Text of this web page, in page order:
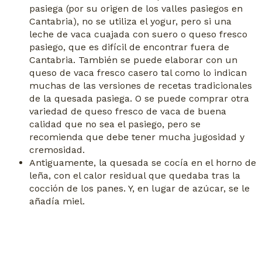
pasiega (por su origen de los valles pasiegos en
Cantabria), no se utiliza el yogur, pero si una
leche de vaca cuajada con suero o queso fresco
pasiego, que es difícil de encontrar fuera de
Cantabria. También se puede elaborar con un
queso de vaca fresco casero tal como lo indican
muchas de las versiones de recetas tradicionales
de la quesada pasiega. O se puede comprar otra
variedad de queso fresco de vaca de buena
calidad que no sea el pasiego, pero se
recomienda que debe tener mucha jugosidad y
cremosidad.
Antiguamente, la quesada se cocía en el horno de
leña, con el calor residual que quedaba tras la
cocción de los panes. Y, en lugar de azúcar, se le
añadía miel.